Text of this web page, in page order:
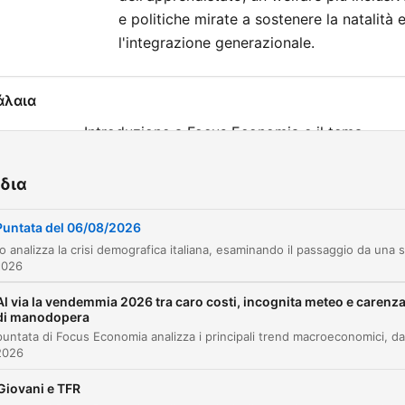
e politiche mirate a sostenere la natalità e
l'integrazione generazionale.
Introduzione a Focus Economia e il tema
00:02:13
00:02:52
L'analisi di Alessandro Rosina: la scomparsa dei
giovani e lo squilibrio demografico
00:12:58
lavoro e sostenibilità delle pensioni
00:16:56
Sostenibilità del lavoro e automazione
00:24:04
del 06/08/2026
via la vendemmia 2026 tra caro costi, incognita meteo e carenza
manodopera
e TFR